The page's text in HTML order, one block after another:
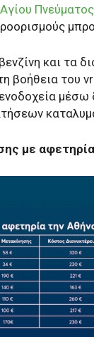
Πνεύματος
και τα
βοήθεια του
με